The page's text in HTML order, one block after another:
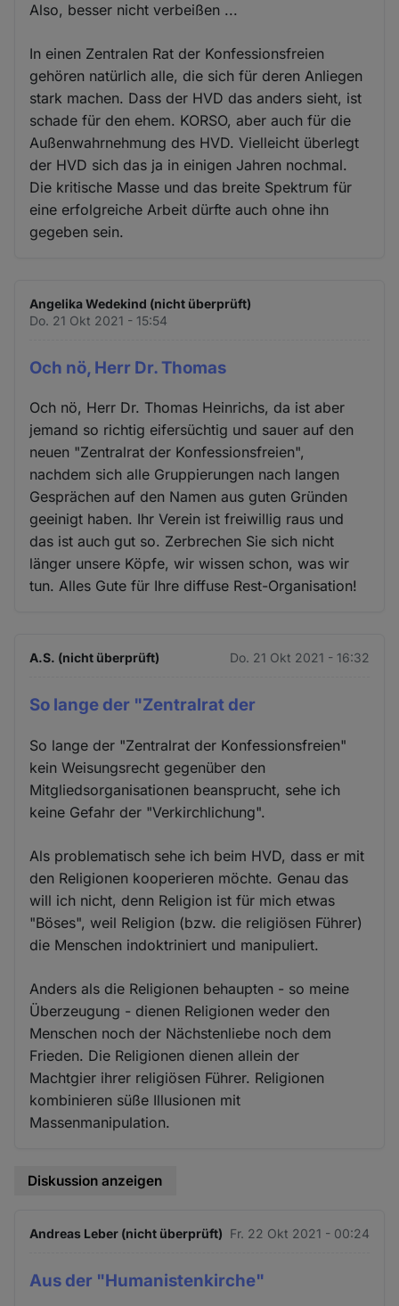
Also, besser nicht verbeißen ...
In einen Zentralen Rat der Konfessionsfreien
gehören natürlich alle, die sich für deren Anliegen
stark machen. Dass der HVD das anders sieht, ist
schade für den ehem. KORSO, aber auch für die
Außenwahrnehmung des HVD. Vielleicht überlegt
der HVD sich das ja in einigen Jahren nochmal.
Die kritische Masse und das breite Spektrum für
eine erfolgreiche Arbeit dürfte auch ohne ihn
gegeben sein.
Angelika Wedekind (nicht überprüft)
Do. 21 Okt 2021 - 15:54
Och nö, Herr Dr. Thomas
Och nö, Herr Dr. Thomas Heinrichs, da ist aber
jemand so richtig eifersüchtig und sauer auf den
neuen "Zentralrat der Konfessionsfreien",
nachdem sich alle Gruppierungen nach langen
Gesprächen auf den Namen aus guten Gründen
geeinigt haben. Ihr Verein ist freiwillig raus und
das ist auch gut so. Zerbrechen Sie sich nicht
länger unsere Köpfe, wir wissen schon, was wir
tun. Alles Gute für Ihre diffuse Rest-Organisation!
A.S. (nicht überprüft) Do. 21 Okt 2021 - 16:32
So lange der "Zentralrat der
So lange der "Zentralrat der Konfessionsfreien"
kein Weisungsrecht gegenüber den
Mitgliedsorganisationen beansprucht, sehe ich
keine Gefahr der "Verkirchlichung".
Als problematisch sehe ich beim HVD, dass er mit
den Religionen kooperieren möchte. Genau das
will ich nicht, denn Religion ist für mich etwas
"Böses", weil Religion (bzw. die religiösen Führer)
die Menschen indoktriniert und manipuliert.
Anders als die Religionen behaupten - so meine
Überzeugung - dienen Religionen weder den
Menschen noch der Nächstenliebe noch dem
Frieden. Die Religionen dienen allein der
Machtgier ihrer religiösen Führer. Religionen
kombinieren süße Illusionen mit
Massenmanipulation.
Diskussion anzeigen
Andreas Leber (nicht überprüft) Fr. 22 Okt 2021 - 00:24
Aus der "Humanistenkirche"